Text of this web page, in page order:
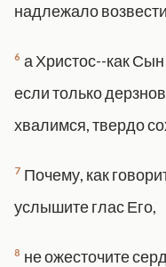
надлежало
6 а Христос--как
если только
хвалимся, твердо
7 Почему, как
услышите глас Его,
8 не ожесточите